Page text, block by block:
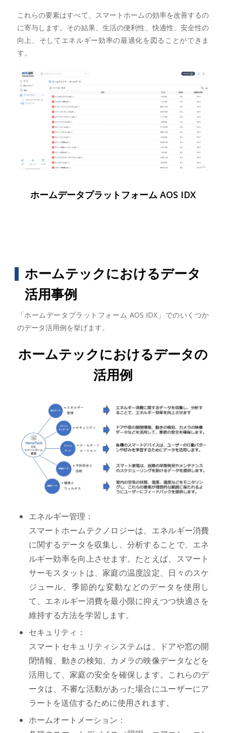
これらの要素はすべて、スマートホームの効率を改善するの
に寄与します。その結果、生活の便利性、快適性、安全性の
向上、そしてエネルギー効率の最適化を図ることができま
す。
ホームデータプラットフォーム AOS IDX
ホームテックにおけるデータ
活用事例
「ホームデータプラットフォーム AOS IDX」でのいくつか
のデータ活用例を挙げます。
ホームテックにおけるデータの
活用例
エネルギー管理：
スマートホームテクノロジーは、エネルギー消費
に関するデータを収集し、分析することで、エネ
ルギー効率を向上させます。たとえば、スマート
サーモスタットは、家庭の温度設定、日々のスケ
ジュール、季節的な変動などのデータを使用し
て、エネルギー消費を最小限に抑えつつ快適さを
維持する方法を学習します。
セキュリティ：
スマートセキュリティシステムは、ドアや窓の開
閉情報、動きの検知、カメラの映像データなどを
活用して、家庭の安全を確保します。これらのデ
ータは、不審な活動があった場合にユーザーにア
ラートを送信するために使用されます。
ホームオートメーション：